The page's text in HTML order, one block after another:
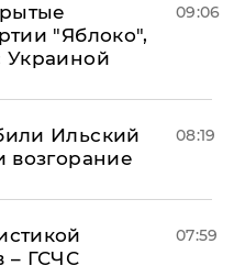
"Яблоко",
Украиной
09:06
Ильский
возгорание
08:19
– ГСЧС
07:59